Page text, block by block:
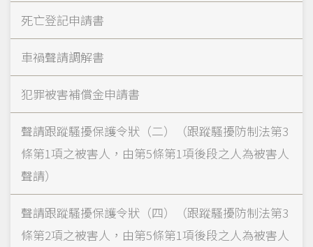
死亡登記申請書
車禍聲請調解書
犯罪被害補償金申請書
聲請跟蹤騷擾保護令狀（二）（跟蹤騷擾防制法第3
條第1項之被害人，由第5條第1項後段之人為被害人
聲請）
聲請跟蹤騷擾保護令狀（四）（跟蹤騷擾防制法第3
條第2項之被害人，由第5條第1項後段之人為被害人